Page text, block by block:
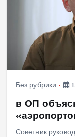
Без рубрики
в ОП
Советник